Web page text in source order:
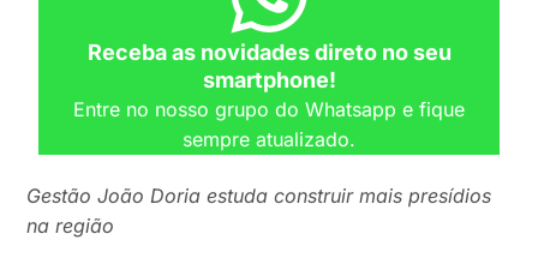
Receba as novidades direto no seu
smartphone!
Entre no nosso grupo do Whatsapp e fique
sempre atualizado.
Gestão João Doria estuda construir mais presídios
na região